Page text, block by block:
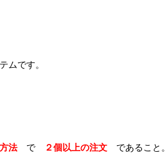
ムです。
法で ２個以上の注文 であること。